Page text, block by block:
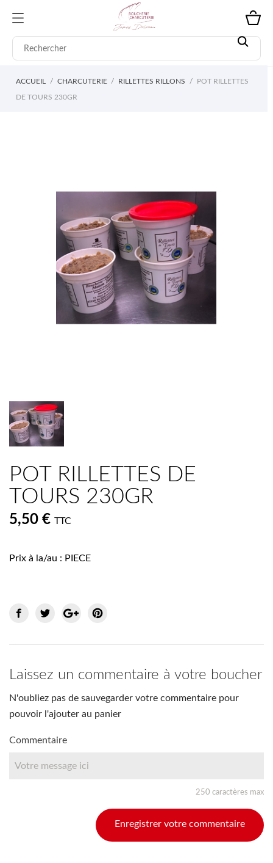
ACCUEIL CHARCUTERIE RILLETTES RILLONS POT RILLETTES
DE TOURS 230GR
POT RILLETTES DE
TOURS 230GR
5,50 € TTC
Prix à la/au : PIECE
Laissez un commentaire à votre boucher
N'oubliez pas de sauvegarder votre commentaire pour
pouvoir l'ajouter au panier
Commentaire
250 caractères max
Enregistrer votre commentaire